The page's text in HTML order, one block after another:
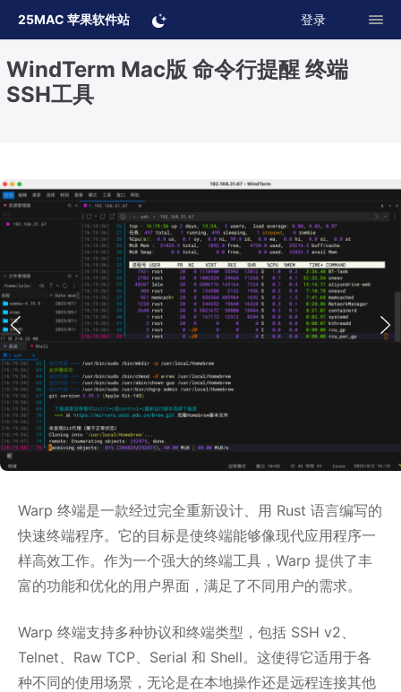
25MAC 苹果软件站 登录
WindTerm Mac版 命令行提醒 终端
SSH工具
Warp 终端是一款经过完全重新设计、用 Rust 语言编写的
快速终端程序。它的目标是使终端能够像现代应用程序一
样高效工作。作为一个强大的终端工具，Warp 提供了丰
富的功能和优化的用户界面，满足了不同用户的需求。
Warp 终端支持多种协议和终端类型，包括 SSH v2、
Telnet、Raw TCP、Serial 和 Shell。这使得它适用于各
种不同的使用场景，无论是在本地操作还是远程连接其他